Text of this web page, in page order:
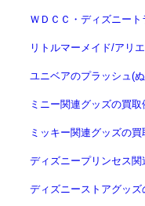
ＷＤＣＣ・ディズニー
リトルマーメイド/アリ
ユニベアのプラッシュ(
ミニー関連グッズの買
ミッキー関連グッズの
ディズニープリンセス
ディズニーストアグッ